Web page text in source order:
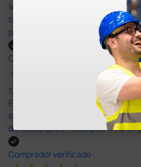
14 Jul 2026
todo correcto. podria señalar que
plazo de entrega se alarga.
Comprador verificado
13 Jul 2026
Es fácil hacer el pedido. El
otras plataformas de material
del doble que en cualquier otra
Comprador verificado